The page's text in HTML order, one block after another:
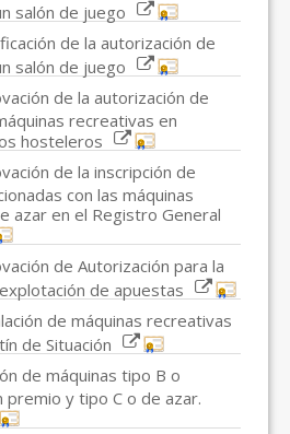
salón de juego
de la autorización de
salón de juego
de la autorización de
recreativas en
hosteleros
de la inscripción de
con las máquinas
azar en el Registro General
de Autorización para la
de apuestas
de máquinas recreativas
de Situación
de máquinas tipo B o
premio y tipo C o de azar.